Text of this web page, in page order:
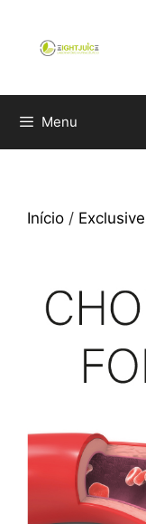
Menu
Início /